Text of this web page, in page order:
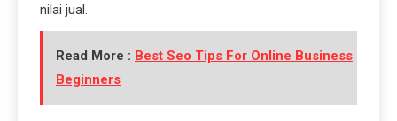
nilai jual.
Read More : Best Seo Tips For Online Business
Beginners